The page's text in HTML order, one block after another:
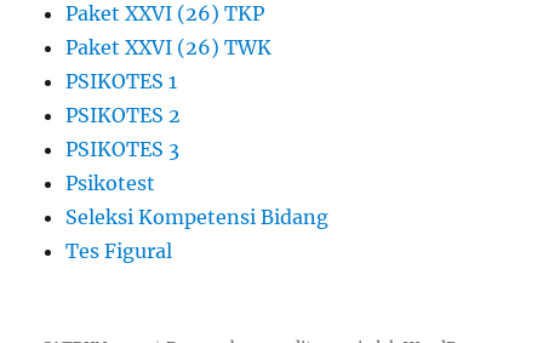
Paket XXVI (26) TKP
Paket XXVI (26) TWK
PSIKOTES 1
PSIKOTES 2
PSIKOTES 3
Psikotest
Seleksi Kompetensi Bidang
Tes Figural